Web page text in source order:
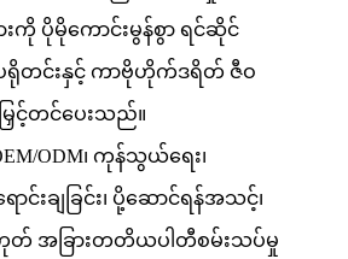
ားကို ပိုမိုကောင်းမွန်စွာ ရင်ဆိုင်
ရိုတင်းနှင့် ကာဗိုဟိုက်ဒရိတ် ဇီဝ
ြှင့်တင်ပေးသည်။
ODM၊ ကုန်သွယ်ရေး၊
င်းချခြင်း၊ ပို့ဆောင်ရန်အသင့်၊
တ် အခြားတတိယပါတီစမ်းသပ်မှု